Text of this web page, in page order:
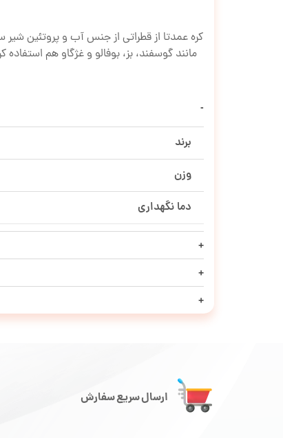
کره عمدتا از قطراتی از جنس آب و پروتئین شیر
مانند گوسفند، بز، بوفالو و غژگاو هم
برند
وزن
دما نگهداری
ارسال سریع سفارش